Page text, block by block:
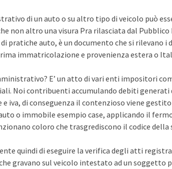
di un auto o su altro tipo di veicolo può
non altro una visura Pra rilasciata dal
pratiche auto, è un documento che si
immatricolazione e provenienza estera o
E’ un atto di vari enti impositori
Noi contribuenti accumulando debiti generati
e iva, di conseguenza il contenzioso viene
o immobile esempio case, applicando il
coloro che trasgrediscono il codice della
quindi di eseguire la verifica degli atti
gravano sul veicolo intestato ad un soggetto